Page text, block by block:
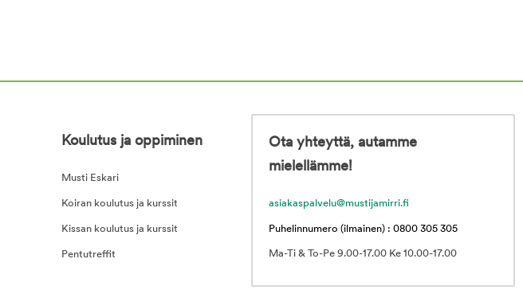
Koulutus ja oppiminen
Musti Eskari
Koiran koulutus ja kurssit
Kissan koulutus ja kurssit
Pentutreffit
Ota yhteyttä, autamme
mielellämme!
asiakaspalvelu@mustijamirri.fi
Puhelinnumero (ilmainen) : 0800 305 305
Ma-Ti & To-Pe 9.00-17.00 Ke 10.00-17.00